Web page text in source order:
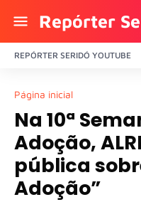
Repórter
REPÓRTER SERIDÓ YOUTUBE
Página inicial
Na 10ª
Adoção,
pública
Adoção”